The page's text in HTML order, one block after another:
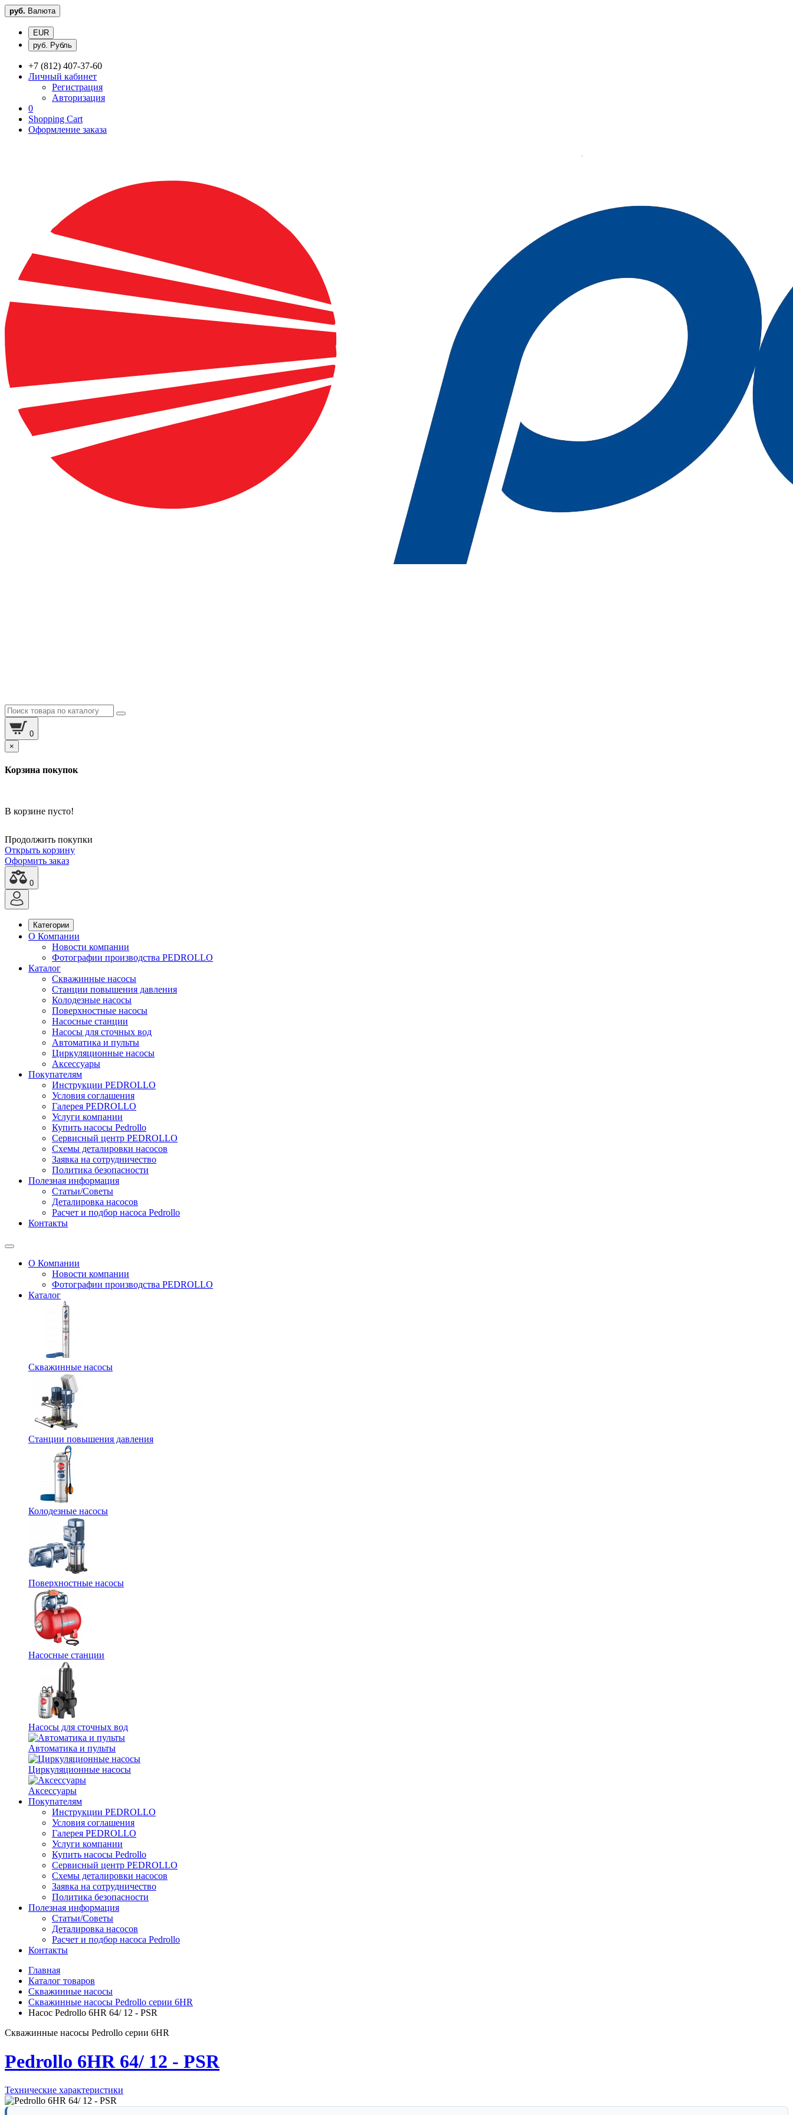
руб. Валюта
EUR
руб. Рубль
+7 (812) 407-37-60
Личный кабинет
Регистрация
Авторизация
0
Shopping Cart
Оформление заказа
0
×
Корзина покупок
В корзине пусто!
Продолжить покупки
Открыть корзину
Оформить заказ
0
Категории
О Компании
Новости компании
Фотографии производства PEDROLLO
Каталог
Скважинные насосы
Станции повышения давления
Колодезные насосы
Поверхностные насосы
Насосные станции
Насосы для сточных вод
Автоматика и пульты
Циркуляционные насосы
Аксессуары
Покупателям
Инструкции PEDROLLO
Условия соглашения
Галерея PEDROLLO
Услуги компании
Купить насосы Pedrollo
Сервисный центр PEDROLLO
Схемы деталировки насосов
Заявка на сотрудничество
Политика безопасности
Полезная информация
Статьи/Советы
Деталировка насосов
Расчет и подбор насоса Pedrollo
Контакты
О Компании
Новости компании
Фотографии производства PEDROLLO
Каталог
Скважинные насосы
Станции повышения давления
Колодезные насосы
Поверхностные насосы
Насосные станции
Насосы для сточных вод
Автоматика и пульты
Циркуляционные насосы
Аксессуары
Покупателям
Инструкции PEDROLLO
Условия соглашения
Галерея PEDROLLO
Услуги компании
Купить насосы Pedrollo
Сервисный центр PEDROLLO
Схемы деталировки насосов
Заявка на сотрудничество
Политика безопасности
Полезная информация
Статьи/Советы
Деталировка насосов
Расчет и подбор насоса Pedrollo
Контакты
Главная
Каталог товаров
Скважинные насосы
Скважинные насосы Pedrollo серии 6HR
Насос Pedrollo 6HR 64/ 12 - PSR
Скважинные насосы Pedrollo серии 6HR
Pedrollo 6HR 64/ 12 - PSR
Технические характеристики